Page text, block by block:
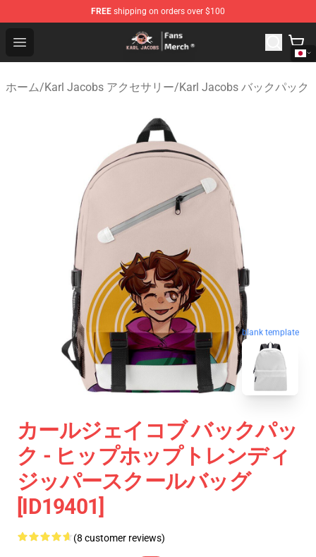
FREE shipping on orders over $100
Open menu
Karl Jacobs Store - Official Karl Jacobs Merchandise
ホーム/Karl Jacobs アクセサリー/Karl Jacobs バックパック
blank template
カールジェイコブ バックパッ
ク - ヒップホップトレンディ
ジッパースクールバッグ
[ID19401]
(8 customer reviews)